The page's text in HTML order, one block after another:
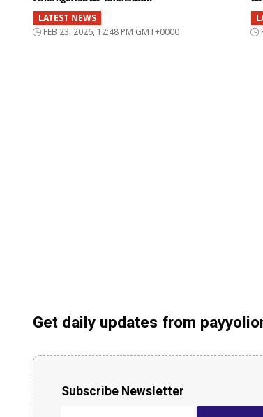
LATEST NEWS
FEB 23, 2026, 12:48 PM GMT+0000
Get daily updates from
Subscribe Newsletter